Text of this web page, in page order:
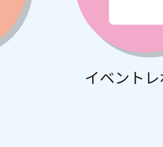
イベント